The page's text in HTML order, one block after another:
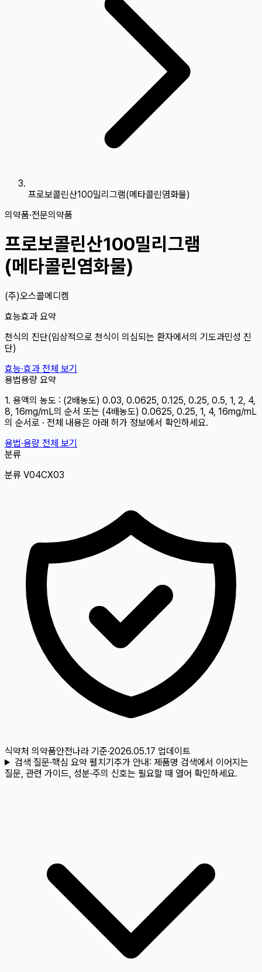
프로보콜린산100밀리그램(메타콜린염화물)
의약품·전문의약품
프로보콜린산100밀리그램
(메타콜린염화물)
(주)오스콜메디켐
효능효과 요약
천식의 진단(임상적으로 천식이 의심되는 환자에서의 기도과민성 진
단)
효능·효과 전체 보기
용법용량 요약
1. 용액의 농도 : (2배농도) 0.03, 0.0625, 0.125, 0.25, 0.5, 1, 2, 4,
8, 16mg/mL의 순서 또는 (4배농도) 0.0625, 0.25, 1, 4, 16mg/mL
의 순서로 · 전체 내용은 아래 허가 정보에서 확인하세요.
용법·용량 전체 보기
분류
분류 V04CX03
식약처 의약품안전나라 기준·2026.05.17 업데이트
검색 질문·핵심 요약 펼치기추가 안내: 제품명 검색에서 이어지는
질문, 관련 가이드, 성분·주의 신호는 필요할 때 열어 확인하세요.